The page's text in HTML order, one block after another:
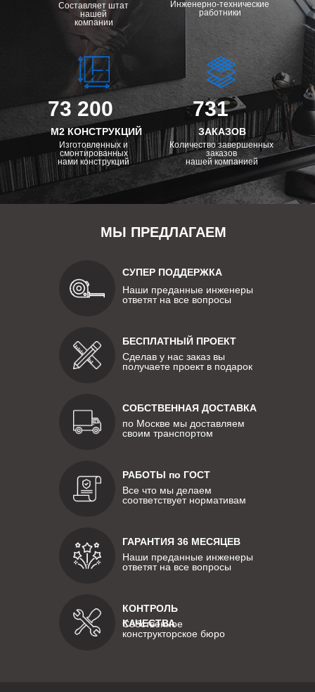
Составляет штат
нашей
компании
73 200
М2 КОНСТРУКЦИЙ
Изготовленных и
смонтированных
нами конструкций
731
ЗАКАЗОВ
Количество завершенных
заказов
нашей компанией
Инженерно-технические
работники
МЫ ПРЕДЛАГАЕМ
СУПЕР ПОДДЕРЖКА
Наши преданные инженеры
ответят на все вопросы
БЕСПЛАТНЫЙ ПРОЕКТ
Сделав у нас заказ вы
получаете проект в подарок
СОБСТВЕННАЯ ДОСТАВКА
по Москве мы доставляем
своим транспортом
РАБОТЫ по ГОСТ
Все что мы делаем
соответствует нормативам
КОНТРОЛЬ
КАЧЕСТВА
Собственное
конструкторское бюро
ГАРАНТИЯ 36 МЕСЯЦЕВ
Наши преданные инженеры
ответят на все вопросы